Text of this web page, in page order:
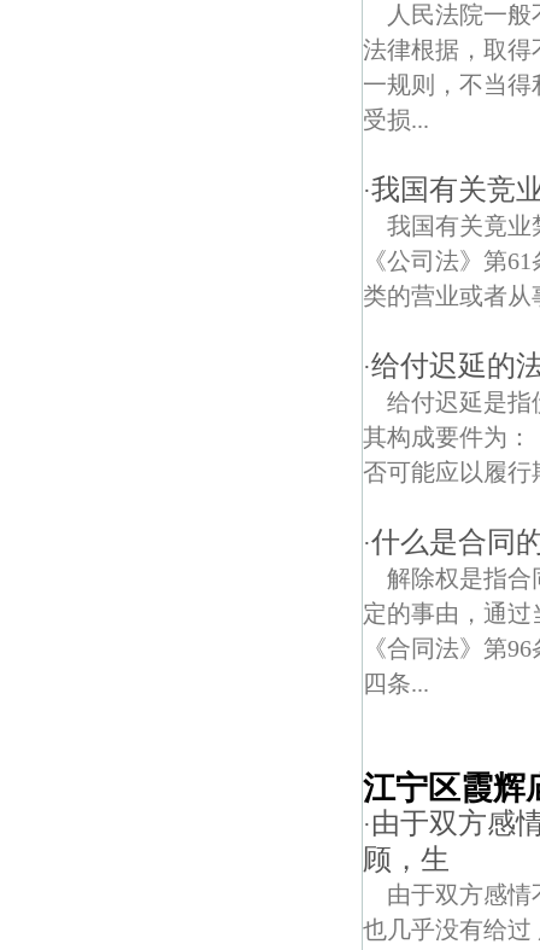
人民法院一
法律根据，取得
一规则，不当
受损...
·我国有关竞
我国有关竟业
《公司法》第
类的营业或者
·给付迟延的
给付迟延是指
其构成要件为
否可能应以履行
·什么是合同
解除权是指合
定的事由，通
《合同法》第
四条...
江宁区霞辉
·由于双方感
顾，生
由于双方感
也几乎没有给过